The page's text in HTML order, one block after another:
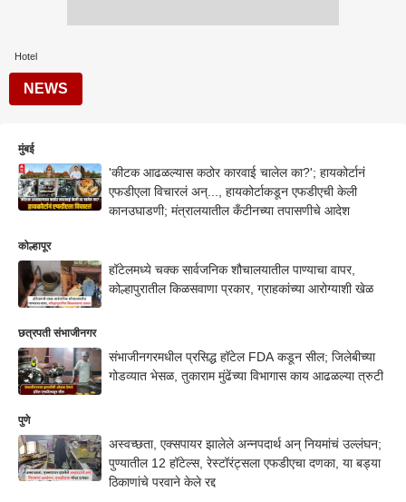
Hotel
NEWS
मुंबई
'कीटक आढळल्यास कठोर कारवाई चालेल का?'; हायकोर्टानं
एफडीएला विचारलं अन्..., हायकोर्टाकडून एफडीएची केली
कानउघाडणी; मंत्रालयातील कँटीनच्या तपासणीचे आदेश
कोल्हापूर
हॉटेलमध्ये चक्क सार्वजनिक शौचालयातील पाण्याचा वापर,
कोल्हापुरातील किळसवाणा प्रकार, ग्राहकांच्या आरोग्याशी खेळ
छत्रपती संभाजीनगर
संभाजीनगरमधील प्रसिद्ध हॉटेल FDA कडून सील; जिलेबीच्या
गोडव्यात भेसळ, तुकाराम मुंढेंच्या विभागास काय आढळल्या त्रुटी
पुणे
अस्वच्छता, एक्सपायर झालेले अन्नपदार्थ अन् नियमांचं उल्लंघन;
पुण्यातील 12 हॉटेल्स, रेस्टॉरंट्सला एफडीएचा दणका, या बड्या
ठिकाणांचे परवाने केले रद्द